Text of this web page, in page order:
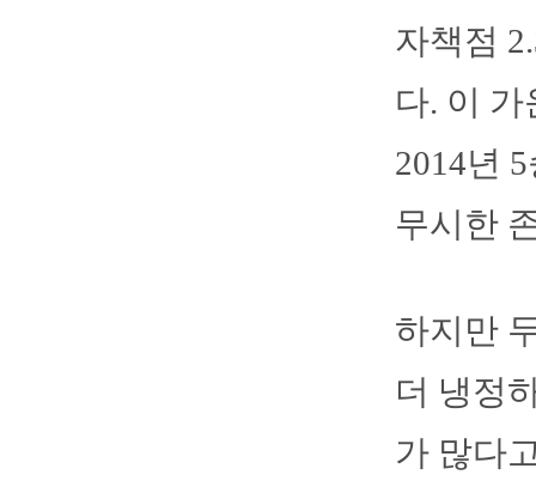
자책점
다. 이 가
2014년
무시한
하지만
더 냉정
가 많다